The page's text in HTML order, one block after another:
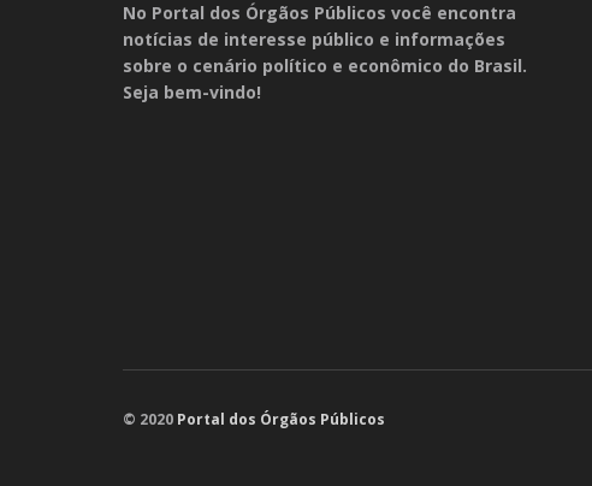
No Portal dos Órgãos Públicos você encontra
notícias de interesse público e informações
sobre o cenário político e econômico do Brasil.
Seja bem-vindo!
© 2020 Portal dos Órgãos Públicos